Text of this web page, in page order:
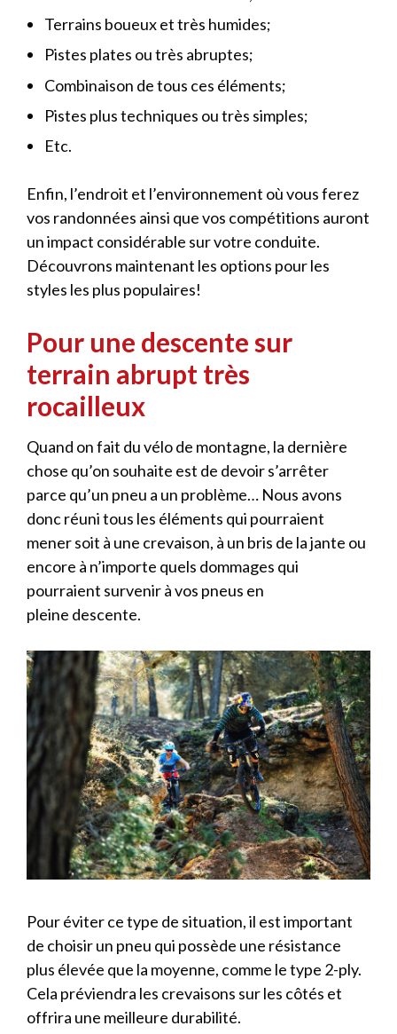
Terrains boueux et très humides;
Pistes plates ou très abruptes;
Combinaison de tous ces éléments;
Pistes plus techniques ou très simples;
Etc.
Enfin, l’endroit et l’environnement où vous ferez
vos randonnées ainsi que vos compétitions auront
un impact considérable sur votre conduite.
Découvrons maintenant les options pour les
styles les plus populaires!
Pour une descente sur
terrain abrupt très
rocailleux
Quand on fait du vélo de montagne, la dernière
chose qu’on souhaite est de devoir s’arrêter
parce qu’un pneu a un problème… Nous avons
donc réuni tous les éléments qui pourraient
mener soit à une crevaison, à un bris de la jante ou
encore à n’importe quels dommages qui
pourraient survenir à vos pneus en
pleine descente.
Pour éviter ce type de situation, il est important
de choisir un pneu qui possède une résistance
plus élevée que la moyenne, comme le type 2-ply.
Cela préviendra les crevaisons sur les côtés et
offrira une meilleure durabilité.